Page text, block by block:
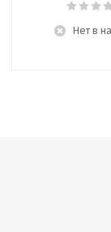
Нет в